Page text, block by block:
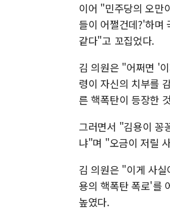
이어 "민주당의 오만
들이 어쩔건데?'하며
같다"고 꼬집었다.
김 의원은 "어쩌면 '
령이 자신의 치부를
른 핵폭탄이 등장한
그러면서 "김용이 꽁
냐"며 "오금이 저릴
김 의원은 "이게 사
용의 핵폭탄 폭로'를
높였다.